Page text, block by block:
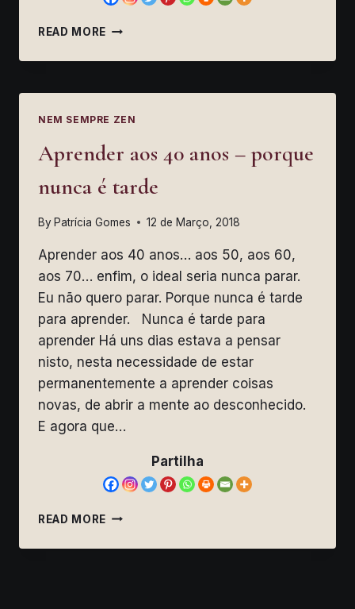
READ MORE RESSIGNIFICAR
VIDA
NEM SEMPRE ZEN
Aprender aos 40 anos – porque
nunca é tarde
By Patrícia Gomes 12 de Março, 2018
Aprender aos 40 anos… aos 50, aos 60,
aos 70… enfim, o ideal seria nunca parar.
Eu não quero parar. Porque nunca é tarde
para aprender. Nunca é tarde para
aprender Há uns dias estava a pensar
nisto, nesta necessidade de estar
permanentemente a aprender coisas
novas, de abrir a mente ao desconhecido.
E agora que…
Partilha
READ MORE APRENDER
40